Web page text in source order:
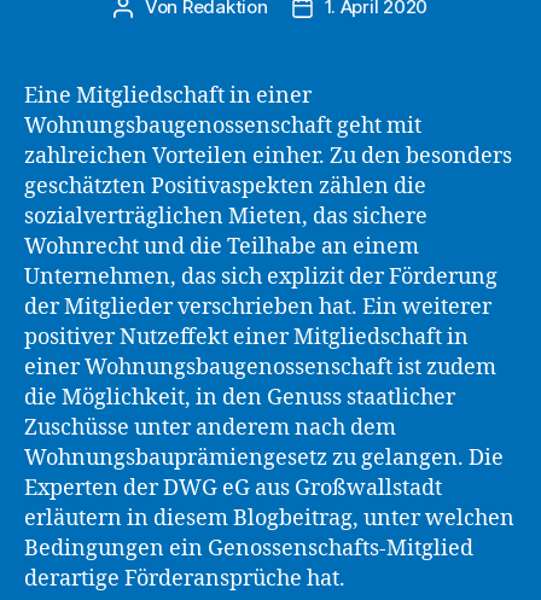
Beitragsautor
Von Redaktion Beitragsdatum
1. April 2020
Eine Mitgliedschaft in einer
Wohnungsbaugenossenschaft geht mit
zahlreichen Vorteilen einher. Zu den besonders
geschätzten Positivaspekten zählen die
sozialverträglichen Mieten, das sichere
Wohnrecht und die Teilhabe an einem
Unternehmen, das sich explizit der Förderung
der Mitglieder verschrieben hat. Ein weiterer
positiver Nutzeffekt einer Mitgliedschaft in
einer Wohnungsbaugenossenschaft ist zudem
die Möglichkeit, in den Genuss staatlicher
Zuschüsse unter anderem nach dem
Wohnungsbauprämiengesetz zu gelangen. Die
Experten der DWG eG aus Großwallstadt
erläutern in diesem Blogbeitrag, unter welchen
Bedingungen ein Genossenschafts-Mitglied
derartige Förderansprüche hat.